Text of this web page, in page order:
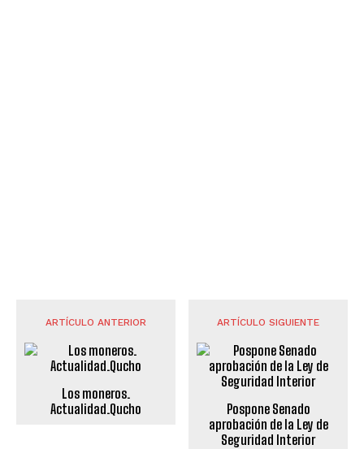
ARTÍCULO ANTERIOR
Los moneros.
Actualidad.Qucho
ARTÍCULO SIGUIENTE
Pospone Senado
aprobación de la Ley de
Seguridad Interior